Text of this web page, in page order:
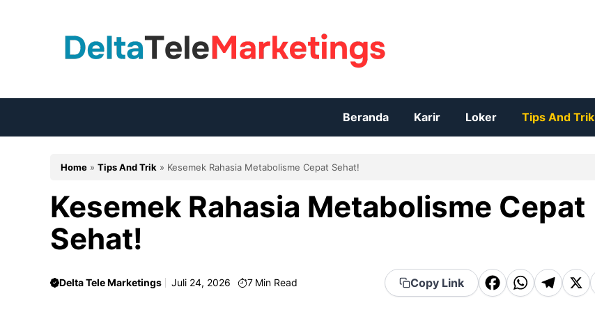
Beranda Karir Loker Tips And Trik
Home » Tips And Trik » Kesemek Rahasia Metabolisme Cepat Sehat!
Kesemek Rahasia Metabolisme Cepat
Sehat!
Delta Tele Marketings Juli 24, 2026 7 Min Read Copy Link
F
a
W
h
T
el
X